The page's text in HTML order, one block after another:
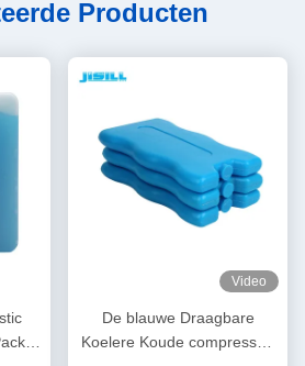
Producten
Video
De blauwe Draagbare
Koelere Koude compressen